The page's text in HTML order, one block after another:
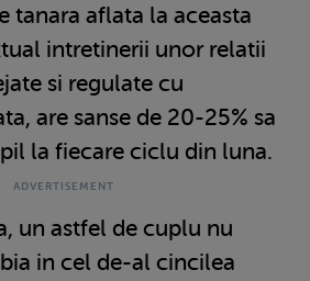
tanara aflata la aceasta
intretinerii unor relatii
si regulate cu
are sanse de 20-25% sa
la fiecare ciclu din luna.
un astfel de cuplu nu
in cel de-al cincilea